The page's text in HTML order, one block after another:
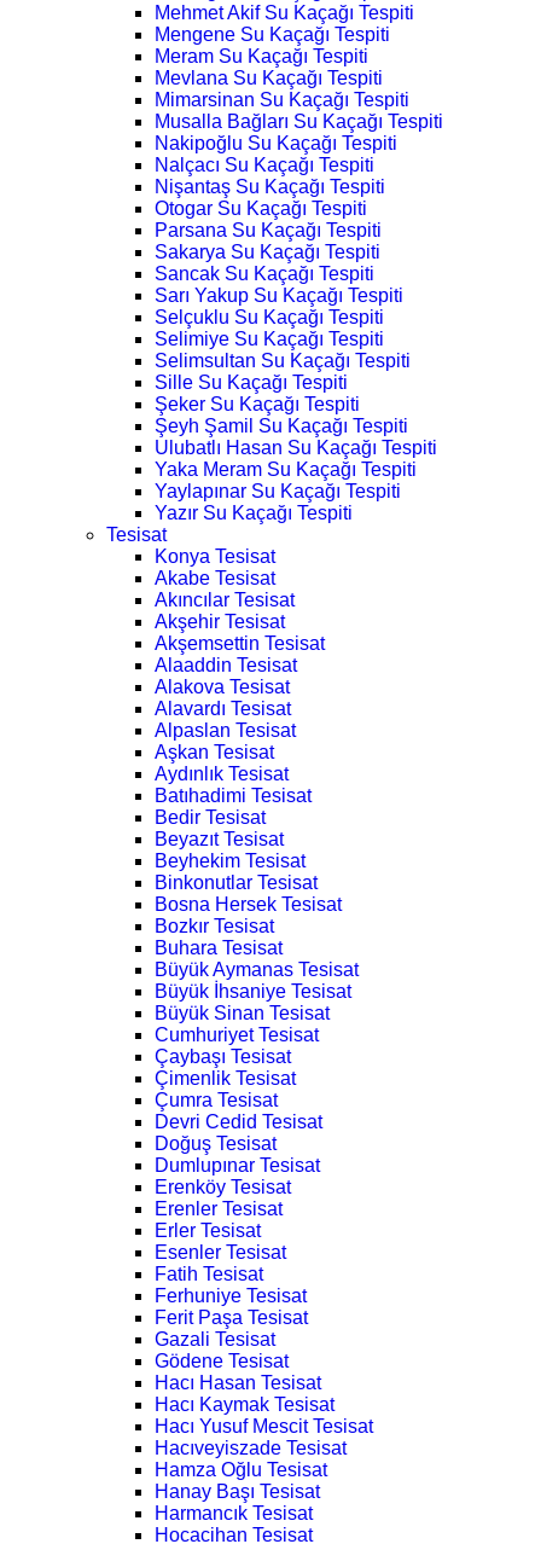
Mehmet Akif Su Kaçağı Tespiti
Mengene Su Kaçağı Tespiti
Meram Su Kaçağı Tespiti
Mevlana Su Kaçağı Tespiti
Mimarsinan Su Kaçağı Tespiti
Musalla Bağları Su Kaçağı Tespiti
Nakipoğlu Su Kaçağı Tespiti
Nalçacı Su Kaçağı Tespiti
Nişantaş Su Kaçağı Tespiti
Otogar Su Kaçağı Tespiti
Parsana Su Kaçağı Tespiti
Sakarya Su Kaçağı Tespiti
Sancak Su Kaçağı Tespiti
Sarı Yakup Su Kaçağı Tespiti
Selçuklu Su Kaçağı Tespiti
Selimiye Su Kaçağı Tespiti
Selimsultan Su Kaçağı Tespiti
Sille Su Kaçağı Tespiti
Şeker Su Kaçağı Tespiti
Şeyh Şamil Su Kaçağı Tespiti
Ulubatlı Hasan Su Kaçağı Tespiti
Yaka Meram Su Kaçağı Tespiti
Yaylapınar Su Kaçağı Tespiti
Yazır Su Kaçağı Tespiti
Tesisat
Konya Tesisat
Akabe Tesisat
Akıncılar Tesisat
Akşehir Tesisat
Akşemsettin Tesisat
Alaaddin Tesisat
Alakova Tesisat
Alavardı Tesisat
Alpaslan Tesisat
Aşkan Tesisat
Aydınlık Tesisat
Batıhadimi Tesisat
Bedir Tesisat
Beyazıt Tesisat
Beyhekim Tesisat
Binkonutlar Tesisat
Bosna Hersek Tesisat
Bozkır Tesisat
Buhara Tesisat
Büyük Aymanas Tesisat
Büyük İhsaniye Tesisat
Büyük Sinan Tesisat
Cumhuriyet Tesisat
Çaybaşı Tesisat
Çimenlik Tesisat
Çumra Tesisat
Devri Cedid Tesisat
Doğuş Tesisat
Dumlupınar Tesisat
Erenköy Tesisat
Erenler Tesisat
Erler Tesisat
Esenler Tesisat
Fatih Tesisat
Ferhuniye Tesisat
Ferit Paşa Tesisat
Gazali Tesisat
Gödene Tesisat
Hacı Hasan Tesisat
Hacı Kaymak Tesisat
Hacı Yusuf Mescit Tesisat
Hacıveyiszade Tesisat
Hamza Oğlu Tesisat
Hanay Başı Tesisat
Harmancık Tesisat
Hocacihan Tesisat